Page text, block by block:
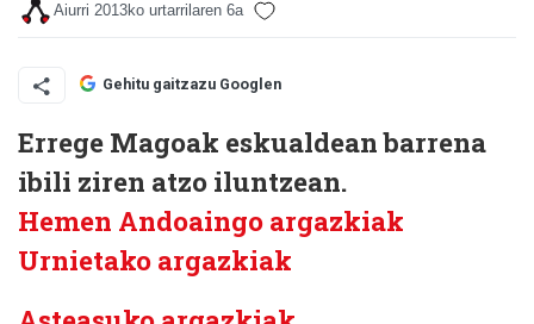
Aiurri 2013ko urtarrilaren 6a
Gehitu gaitzazu Googlen
Errege Magoak eskualdean barrena
ibili ziren atzo iluntzean.
Hemen Andoaingo argazkiak
Urnietako argazkiak